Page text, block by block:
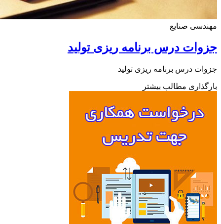
صنایع
درس برنامه ریزی تولید
درس برنامه ریزی تولید
مطالب بیشتر